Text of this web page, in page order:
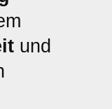
und